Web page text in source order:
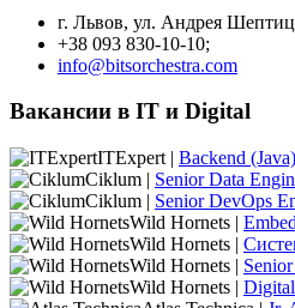
г. Львов, ул. Андрея
+38 093 830-10-10;
info@bitsorchestra.com
Вакансии в IT и Digital
ITExpert | Backend
Ciklum | Senior Data
Ciklum | Senior DevOps
Wild Hornets |
Wild Hornets |
Wild Hornets |
Wild Hornets |